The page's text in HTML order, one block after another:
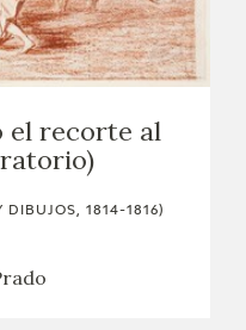
el recorte al
DIBUJOS, 1814-1816)